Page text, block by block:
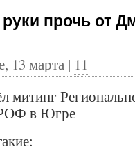
прочь от
13 марта | 11
митинг
в Югре